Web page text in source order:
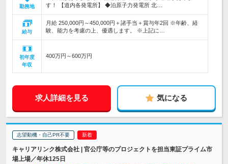
勤務地
す！ 【道内各発電所】 ◆泊原子力発電所 北…
給与
月給 250,000円～450,000円＋諸手当＋賞与年2回 ※年齢、経
験、能力を考慮の上、優遇します。 ※上記に…
初年度
年収
400万円～600万円
求人詳細を見る 気になる
志望動機・自己PR不要
キャリアリンク株式会社 | 官公庁等のプロジェクトを担当東証プライム市
場上場／年休125日